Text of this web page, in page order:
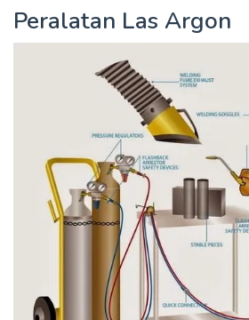
Peralatan Las Argon